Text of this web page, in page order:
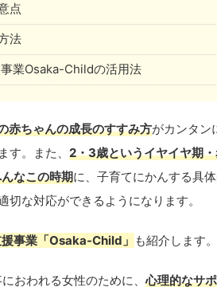
点
法
業Osaka-Childの活用法
赤ちゃんの成長のすすみ方がカンタン
。また、 2・3歳というイヤイヤ期
なこの時期に、子育てにかんする具
な対応ができるようになります。
事業「Osaka-Child」 も紹介します。
おわれる女性のために、心理的なサ